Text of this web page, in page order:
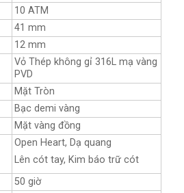
10 ATM
41 mm
12 mm
Vỏ Thép không gỉ 316L mạ vàng
PVD
Mặt Tròn
Bạc demi vàng
Mặt vàng đồng
Open Heart, Dạ quang
Lên cót tay, Kim báo trữ cót
50 giờ